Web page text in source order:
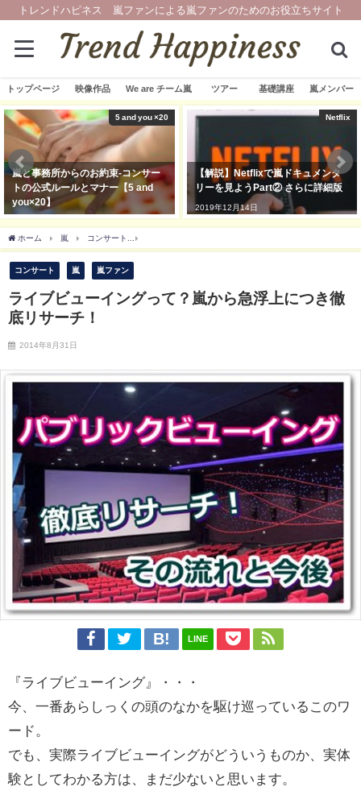
トレンドハピネス 嵐ファンによる嵐ファンのためのお役立ちサイト
トップページ 映像作品 We are チーム嵐 ツアー 基礎講座 嵐メンバー
5 and you ×20
嵐と事務所からのお約束-コンサー
トの公式ルールとマナー【5 and
you×20】
Netflix
【解説】Netflixで嵐ドキュメンタ
リーを見ようPart② さらに詳細版
2019年12月14日
ホーム 嵐 コンサート
コンサート 嵐 嵐ファン
ライブビューイングって？嵐から急浮上につき徹
底リサーチ！
2014年8月31日
LINE
『ライブビューイング』・・・
今、一番あらしっくの頭のなかを駆け巡っているこのワ
ード。
でも、実際ライブビューイングがどういうものか、実体
験としてわかる方は、まだ少ないと思います。